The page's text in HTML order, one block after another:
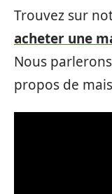
Trouvez sur
acheter une
Nous
propos de